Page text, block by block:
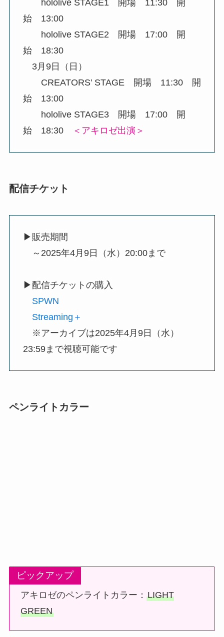
hololive STAGE1 開場 11:30 開
始 13:00
hololive STAGE2 開場 17:00 開
始 18:30
3月9日（日）
CREATORS’ STAGE 開場 11:30 開
始 13:00
hololive STAGE3 開場 17:00 開
始 18:30
＜アキロゼ出演＞
配信チケット
▶販売期間
～2025年4月9日（水）20:00まで
▶配信チケットの購入
SPWN
Streaming＋
※アーカイブは2025年4月9日（水）
23:59まで視聴可能です
ペンライトカラー
ピックアップ
アキロゼのペンライトカラー：LIGHT
GREEN